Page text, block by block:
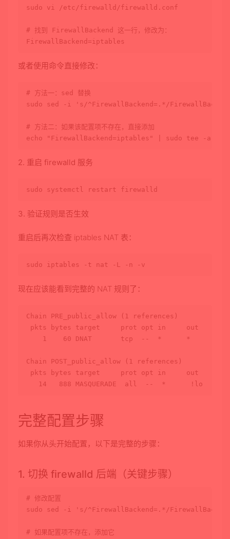
sudo vi /etc/firewalld/firewalld.conf
# 找到 FirewallBackend 这一行，修改为：
或者使用命令直接修改：
# 方法一：sed 替换
sudo sed -i 's/^FirewallBackend=.*/
# 方法二：如果该配置项不存在，直接添加
echo
"FirewallBackend=iptables" sudo tee
2. 重启 firewalld 服务
sudo
3. 验证规则是否生效
重启后再次检查 iptables NAT 表：
sudo
现在应该能看到完整的 NAT 规则了：
Chain PRE_public_allow (1 references)
pkts bytes target     prot opt in
     out
1    60 DNAT       tcp  --  *      *
Chain POST_public_allow (1 references)
pkts bytes target     prot opt in
     out
完整配置步骤
如果你从头开始配置，以下是完整的步骤：
1. 切换 firewalld 后端（关键步骤）
# 修改配置
sudo sed -i 's/^FirewallBackend=.*/
# 如果配置项不存在，添加它